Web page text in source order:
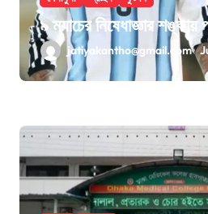
৯ ম্যাচের নিষেধাজ্ঞার শঙ্কায়
jatiyakantho@gmail.com